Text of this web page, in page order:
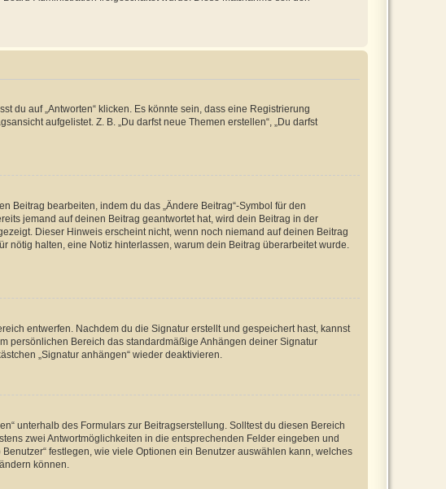
du auf „Antworten“ klicken. Es könnte sein, dass eine Registrierung
aufgelistet. Z. B. „Du darfst neue Themen erstellen“, „Du darfst
Beitrag bearbeiten, indem du das „Ändere Beitrag“-Symbol für den
jemand auf deinen Beitrag geantwortet hat, wird dein Beitrag in der
Dieser Hinweis erscheint nicht, wenn noch niemand auf deinen Beitrag
nötig halten, eine Notiz hinterlassen, warum dein Beitrag überarbeitet wurde.
entwerfen. Nachdem du die Signatur erstellt und gespeichert hast, kannst
persönlichen Bereich das standardmäßige Anhängen deiner Signatur
„Signatur anhängen“ wieder deaktivieren.
unterhalb des Formulars zur Beitragserstellung. Solltest du diesen Bereich
zwei Antwortmöglichkeiten in die entsprechenden Felder eingeben und
festlegen, wie viele Optionen ein Benutzer auswählen kann, welches
können.